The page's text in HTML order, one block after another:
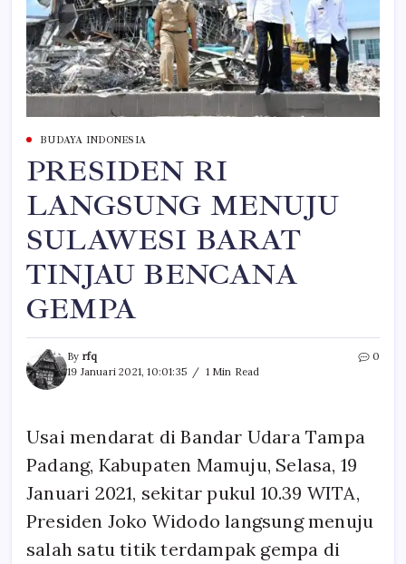
BUDAYA INDONESIA
PRESIDEN RI
LANGSUNG MENUJU
SULAWESI BARAT
TINJAU BENCANA
GEMPA
By rfq
19 Januari 2021, 10:01:35
1 Min Read
0
Usai mendarat di Bandar Udara Tampa
Padang, Kabupaten Mamuju, Selasa, 19
Januari 2021, sekitar pukul 10.39 WITA,
Presiden Joko Widodo langsung menuju
salah satu titik terdampak gempa di